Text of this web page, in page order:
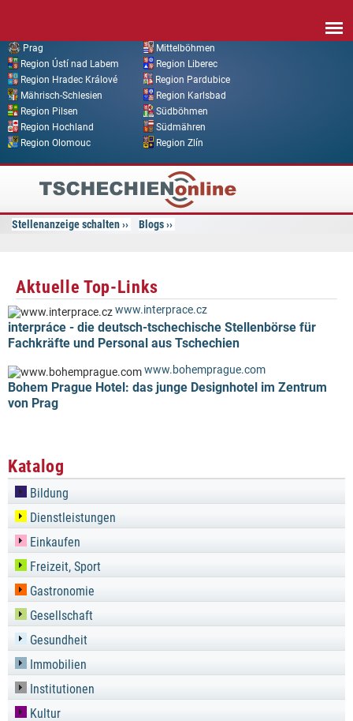
Prag
Mittelböhmen
Region Ústí nad Labem
Region Liberec
Region Hradec Králové
Region Pardubice
Mährisch-Schlesien
Region Karlsbad
Region Pilsen
Südböhmen
Region Hochland
Südmähren
Region Olomouc
Region Zlín
Tschechien
Online
Stellenanzeige schalten Blogs
Aktuelle Top-Links
www.interprace.cz
interpráce - die deutsch-tschechische Stellenbörse für
Fachkräfte und Personal aus Tschechien
www.bohemprague.com
Bohem Prague Hotel: das junge Designhotel im Zentrum
von Prag
Katalog
Bildung
Dienstleistungen
Einkaufen
Freizeit, Sport
Gastronomie
Gesellschaft
Gesundheit
Immobilien
Institutionen
Kultur